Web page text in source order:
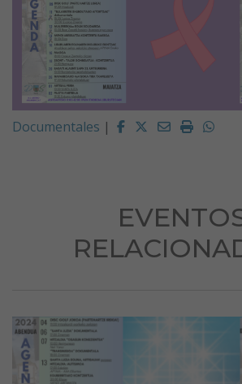
Documentales | Facebook
Twitter
EmailImprimir